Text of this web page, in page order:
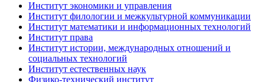
Институт экономики и управления
Институт филологии и межкультурной коммуникации
Институт математики и информационных технологий
Институт права
Институт истории, международных отношений и
социальных технологий
Институт естественных наук
Физико-технический институт